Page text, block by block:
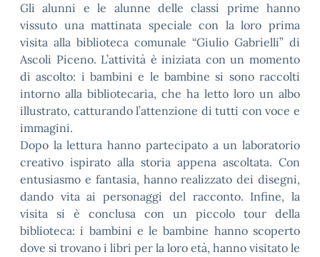
Gli alunni e le alunne delle classi prime hanno
vissuto una mattinata speciale con la loro prima
visita alla biblioteca comunale “Giulio Gabrielli” di
Ascoli Piceno. L’attività è iniziata con un momento
di ascolto: i bambini e le bambine si sono raccolti
intorno alla bibliotecaria, che ha letto loro un albo
illustrato, catturando l’attenzione di tutti con voce e
immagini.
Dopo la lettura hanno partecipato a un laboratorio
creativo ispirato alla storia appena ascoltata. Con
entusiasmo e fantasia, hanno realizzato dei disegni,
dando vita ai personaggi del racconto. Infine, la
visita si è conclusa con un piccolo tour della
biblioteca: i bambini e le bambine hanno scoperto
dove si trovano i libri per la loro età, hanno visitato le